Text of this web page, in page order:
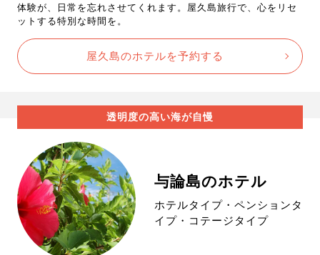
体験が、日常を忘れさせてくれます。屋久島旅行で、心をリセ
ットする特別な時間を。
屋久島のホテルを予約する
透明度の高い海が自慢
与論島のホテル
ホテルタイプ・ペンションタ
イプ・コテージタイプ